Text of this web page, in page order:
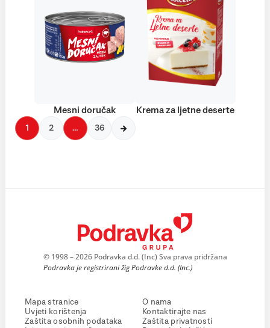
Mesni doručak Krema za ljetne deserte
1 2 … 36
© 1998 – 2026 Podravka d.d. (Inc) Sva prava pridržana
Podravka je registrirani žig Podravke d.d. (Inc.)
Mapa stranice
Uvjeti korištenja
Zaštita osobnih podataka
O nama
Kontaktirajte nas
Zaštita privatnosti